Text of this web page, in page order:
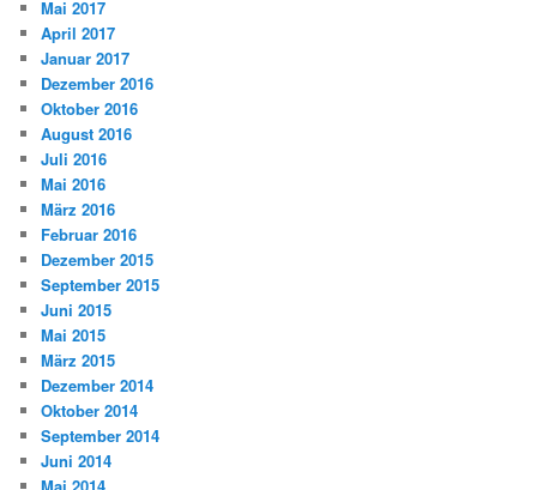
Mai 2017
April 2017
Januar 2017
Dezember 2016
Oktober 2016
August 2016
Juli 2016
Mai 2016
März 2016
Februar 2016
Dezember 2015
September 2015
Juni 2015
Mai 2015
März 2015
Dezember 2014
Oktober 2014
September 2014
Juni 2014